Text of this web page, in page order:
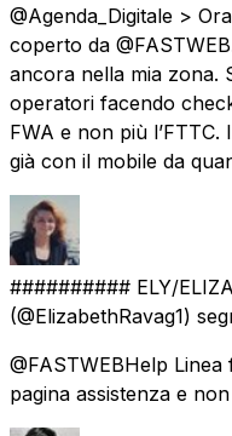
@Agenda_Digitale >
coperto da
ancora nella mia zona.
operatori facendo
FWA e non più
già con il mobile da
########## ELY/
(@ElizabethRavag1)
@FASTWEBHelp
pagina assistenza e